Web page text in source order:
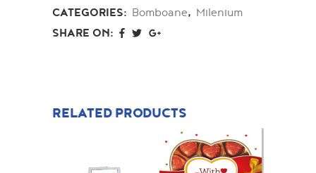
CATEGORIES: Bomboane, Milenium
SHARE ON:
RELATED PRODUCTS